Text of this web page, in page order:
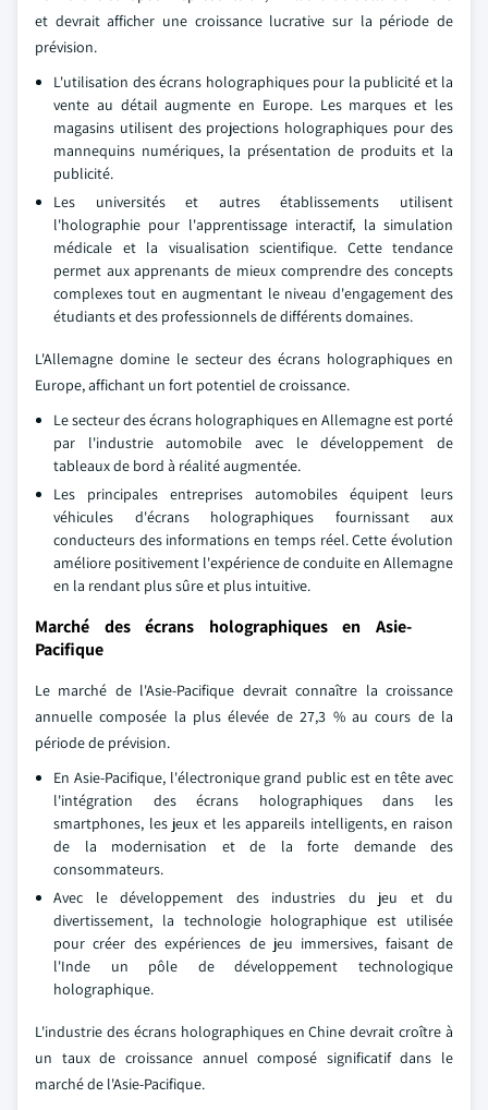
et devrait afficher une croissance lucrative sur la période de
prévision.
L'utilisation des écrans holographiques pour la publicité et la
vente au détail augmente en Europe. Les marques et les
magasins utilisent des projections holographiques pour des
mannequins numériques, la présentation de produits et la
publicité.
Les universités et autres établissements utilisent
l'holographie pour l'apprentissage interactif, la simulation
médicale et la visualisation scientifique. Cette tendance
permet aux apprenants de mieux comprendre des concepts
complexes tout en augmentant le niveau d'engagement des
étudiants et des professionnels de différents domaines.
L'Allemagne domine le secteur des écrans holographiques en
Europe, affichant un fort potentiel de croissance.
Le secteur des écrans holographiques en Allemagne est porté
par l'industrie automobile avec le développement de
tableaux de bord à réalité augmentée.
Les principales entreprises automobiles équipent leurs
véhicules d'écrans holographiques fournissant aux
conducteurs des informations en temps réel. Cette évolution
améliore positivement l'expérience de conduite en Allemagne
en la rendant plus sûre et plus intuitive.
Marché des écrans holographiques en Asie-
Pacifique
Le marché de l'Asie-Pacifique devrait connaître la croissance
annuelle composée la plus élevée de 27,3 % au cours de la
période de prévision.
En Asie-Pacifique, l'électronique grand public est en tête avec
l'intégration des écrans holographiques dans les
smartphones, les jeux et les appareils intelligents, en raison
de la modernisation et de la forte demande des
consommateurs.
Avec le développement des industries du jeu et du
divertissement, la technologie holographique est utilisée
pour créer des expériences de jeu immersives, faisant de
l'Inde un pôle de développement technologique
holographique.
L'industrie des écrans holographiques en Chine devrait croître à
un taux de croissance annuel composé significatif dans le
marché de l'Asie-Pacifique.